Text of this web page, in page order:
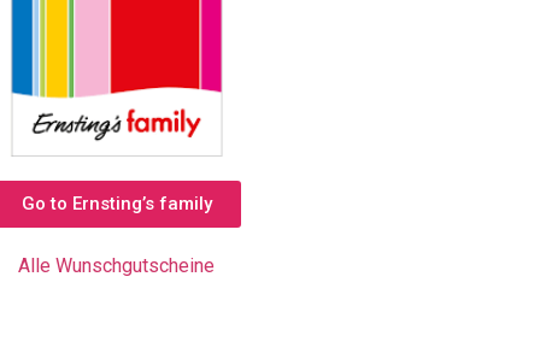
Go to Ernsting’s family
Alle Wunschgutscheine